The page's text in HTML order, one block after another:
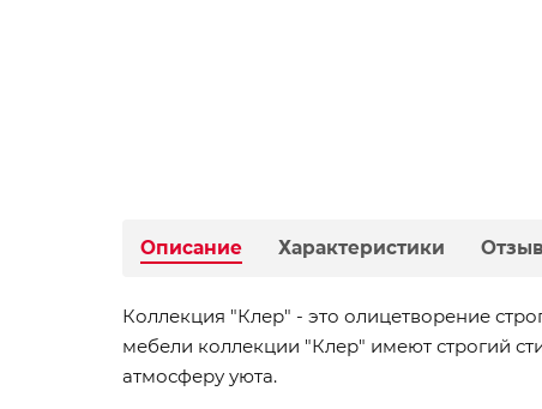
Описание Характеристики
Коллекция "Клер" - это олицетворение
мебели коллекции "Клер" имеют строгий
атмосферу уюта.